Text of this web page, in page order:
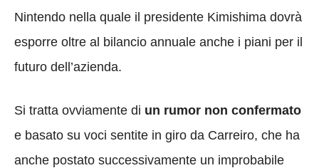
Nintendo nella quale il presidente Kimishima dovrà
esporre oltre al bilancio annuale anche i piani per il
futuro dell’azienda.
Si tratta ovviamente di un rumor non confermato
e basato su voci sentite in giro da Carreiro, che ha
anche postato successivamente un improbabile